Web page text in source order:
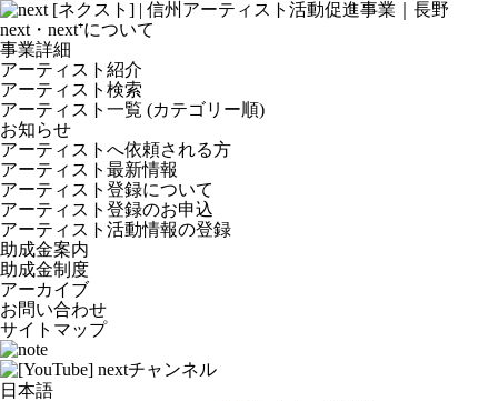
next・next⁺について
事業詳細
アーティスト紹介
アーティスト検索
アーティスト一覧 (カテゴリー順)
お知らせ
アーティストへ依頼される方
アーティスト最新情報
アーティスト登録について
アーティスト登録のお申込
アーティスト活動情報の登録
助成金案内
助成金制度
アーカイブ
お問い合わせ
サイトマップ